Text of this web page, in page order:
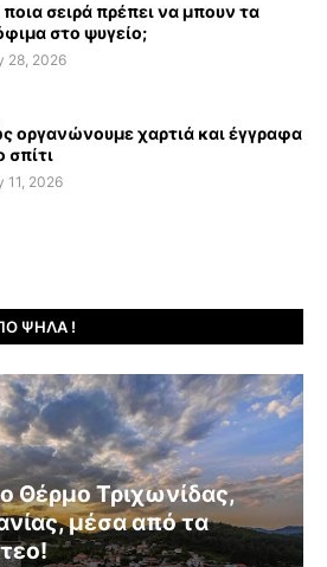
σειρά πρέπει να μπουν τα
στο ψυγείο;
28, 2026
οργανώνουμε χαρτιά και έγγραφα
σπίτι
11, 2026
ΨΗΛΆ !
Θέρμο Τριχωνίδας,
μέσα από τα